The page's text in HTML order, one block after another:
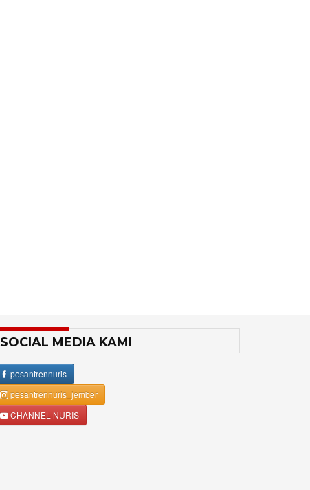
SOCIAL MEDIA KAMI
pesantrennuris
pesantrennuris_jember
CHANNEL NURIS